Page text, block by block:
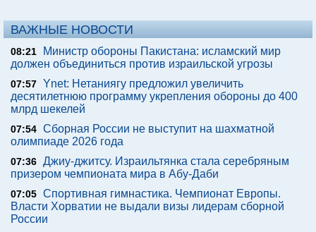
ВАЖНЫЕ НОВОСТИ
08:21
Министр обороны Пакистана: исламский мир
должен объединиться против израильской угрозы
07:57 Ynet: Нетаниягу предложил увеличить
десятилетнюю программу укрепления обороны до 400
млрд шекелей
07:54 Сборная России не выступит на шахматной
олимпиаде 2026 года
07:36 Джиу-джитсу. Израильтянка стала серебряным
призером чемпионата мира в Абу-Даби
07:05 Спортивная гимнастика. Чемпионат Европы.
Власти Хорватии не выдали визы лидерам сборной
России